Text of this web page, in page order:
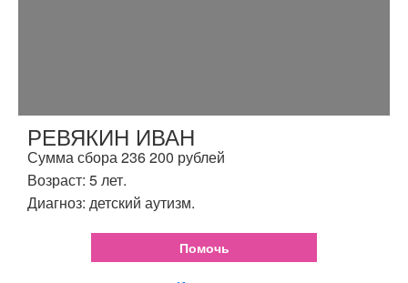
РЕВЯКИН ИВАН
Сумма сбора 236 200 рублей
Возраст: 5 лет.
Диагноз: детский аутизм.
Помочь